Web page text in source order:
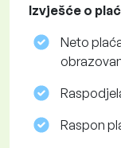
Izvješće o
Neto
Raspon